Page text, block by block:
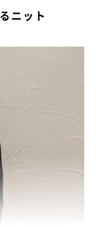
ニット